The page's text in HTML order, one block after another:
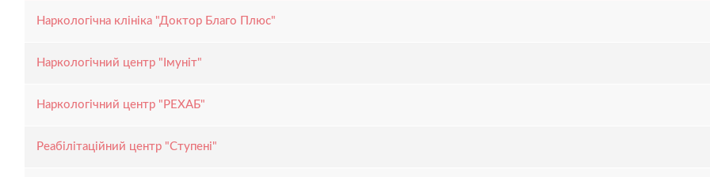
Наркологічна клініка "Доктор Благо Плюс"
Наркологічний центр "Імуніт"
Наркологічний центр "РЕХАБ"
Реабілітаційний центр "Ступені"